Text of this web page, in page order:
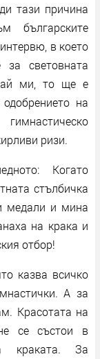
тази причина
българските
в което
световната
ми, то ще е
на
ризи.
Когато
стълбичка
медали и мина
на крака и
отбор!
казва всичко
А за
Красотата на
се състои в
краката. За